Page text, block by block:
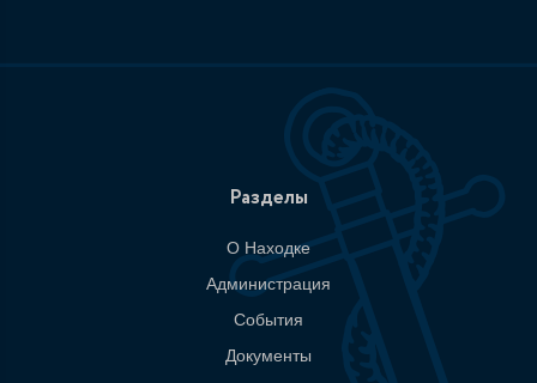
Разделы
О Находке
Администрация
События
Документы